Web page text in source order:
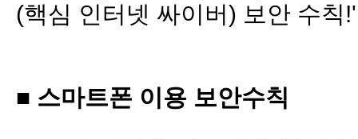
(핵심 인터넷 싸이버) 보안 수칙
■ 스마트폰 이용 보안수칙